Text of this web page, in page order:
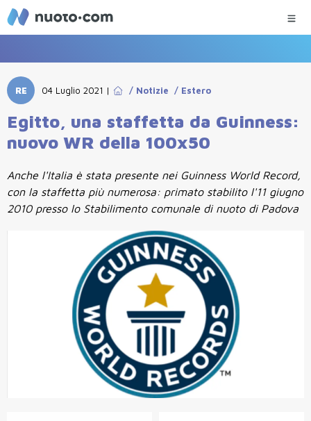
RE 04 Luglio 2021 | / Notizie / Estero
Egitto, una staffetta da Guinness:
nuovo WR della 100x50
Anche l'Italia è stata presente nei Guinness World Record,
con la staffetta più numerosa: primato stabilito l'11 giugno
2010 presso lo Stabilimento comunale di nuoto di Padova